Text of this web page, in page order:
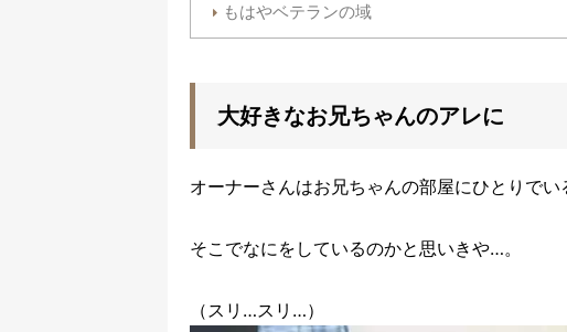
もはやベテランの域
大好きなお兄ちゃんのアレに
オーナーさんはお兄ちゃんの部屋にひとりでい
そこでなにをしているのかと思いきや…。
（スリ…スリ…）